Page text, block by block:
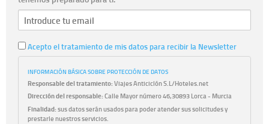
Acepto el tratamiento de mis datos para recibir la Newsletter
INFORMACIÓN BÁSICA SOBRE PROTECCIÓN DE DATOS
Responsable del tratamiento:Viajes Anticiclón S.L/Hoteles.net
Dirección del responsable:Calle Mayor número 46,30893 Lorca - Murcia
Finalidad:sus datos serán usados para poder atender sus solicitudes y
prestarle nuestros servicios.